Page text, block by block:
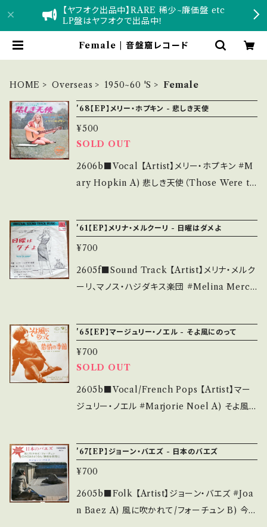
【ヤフオク出品中】RARE 稀少~廉価盤 etc
LP盤はヤフオクで出品中！
Female | 音盤窟レコード
HOME Overseas 1950~60 'S Female
'68【EP】メリー・ホプキン - 悲しき天使
¥500
SOLD OUT
2606b■Vocal 【Artist】メリー・ホプキン #M
ary Hopkin A) 悲しき天使（Those Were th
PLE *Appleレーベル第1弾、ポール・マッカート
ニー=プロデュース ■参考視聴■ https://you
tu.be/6e_5SaFui4M?si=g2IeCH8VftBGqt
Ma 【Condition】 Jacket/Record：C/B (国内
態説明】 S・新品未開封など A・綺麗・キズ等も
無く、痛みも薄い B・多少痛み・キズなど見られ
る C・痛み多・キズ多く痛み多 *その他、+ - で補
足しています。 *中古という事をご理解して頂け
る方のご購入をお願い致します。 Please purc
ついて■■■ をご覧ください。 https://onbank
utsu.thebase.in/items/14252144 お知らせ
'61【EP】メリナ・メルクーリ - 日曜はダメよ
¥700
2605f■Sound Track 【Artist】メリナ・メルク
ーリ、マノス・ハジダキス楽団 #Melina Merco
bel/Note】 1961 / UAT-1030 / ビクター *'61
"Never on Sunday" OST ■参考視聴■ htt
ps://youtu.be/cn5E7x4HZLk?si=5sJMFm
DKTvqbWLjD 【Condition】 Jacket/Recor
d：B-/B (国内盤) *ジャケしわ、小書き込み __
綺麗・キズ等も無く、痛みも薄い B・多少痛み・キ
ズなど見られる C・痛み多・キズ多く痛み多 *そ
の他、+ - で補足しています。 *中古という事をご
理解して頂ける方のご購入をお願い致します。 P
'65【EP】マージュリー・ノエル - そよ風にのって
¥700
SOLD OUT
2605b■Vocal/French Pops 【Artist】マー
ジュリー・ノエル #Marjorie Noel A) そよ風に
63N / ビクター *日本デビューシングル、フレン
チ・ポップ♪ ■参考視聴■ https://youtu.be/
MQ_Eo6Zn_XE?si=WGkP8u4NY8vlMNj
9 【Condition】 Jacket/Record：B/A- (国内
'67【EP】ジョーン・バエズ - 日本のバエズ
¥700
2605b■Folk 【Artist】ジョーン・バエズ #Joa
n Baez A) 風に吹かれて/フォーチュン B) 今